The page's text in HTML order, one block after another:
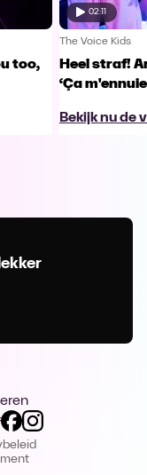
too,
02:11
The Voice Kids
Heel straf!
‘Ça
Bekijk nu de